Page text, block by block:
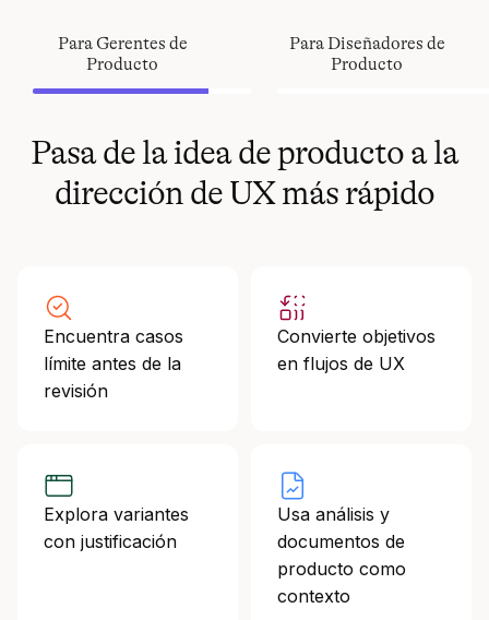
Para Gerentes de
Producto
Para Diseñadores de
Producto
Pasa de la idea de producto a la
dirección de UX más rápido
Encuentra casos
límite antes de la
revisión
Convierte objetivos
en flujos de UX
Explora variantes
con justificación
Usa análisis y
documentos de
producto como
contexto